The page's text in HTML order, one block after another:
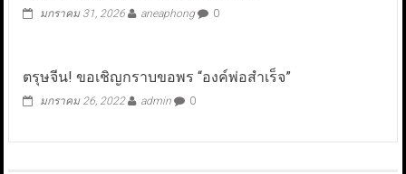
มกราคม 31, 2026 aneaphong 0
ตรุษจีน! ขอเชิญกราบขอพร “องค์พ่อสำเร็จ”
มกราคม 26, 2022 admin 0